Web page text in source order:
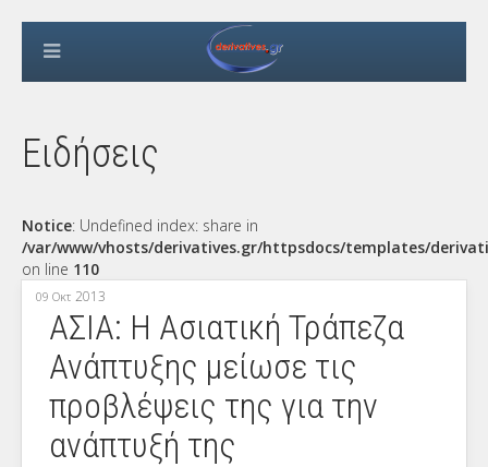
Ειδήσεις
Notice: Undefined index: share in
/var/www/vhosts/derivatives.gr/httpsdocs/templates/
on line 110
09 Οκτ 2013
ΑΣΙΑ: Η Ασιατική Τράπεζα
Ανάπτυξης μείωσε τις
προβλέψεις της για την
ανάπτυξή της